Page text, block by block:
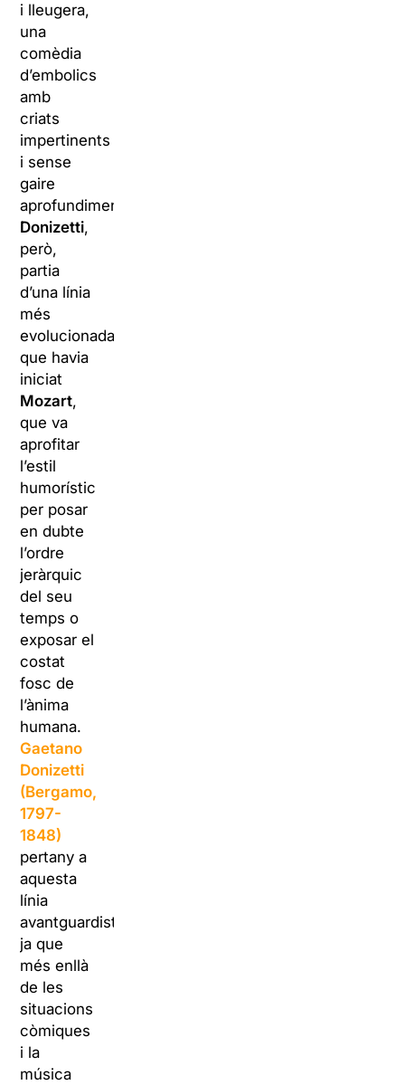
i lleugera,
una
comèdia
d’embolics
amb
criats
impertinents
i sense
gaire
aprofundiment.
Donizetti,
però,
partia
d’una línia
més
evolucionada,
que havia
iniciat
Mozart,
que va
aprofitar
l’estil
humorístic
per posar
en dubte
l’ordre
jeràrquic
del seu
temps o
exposar el
costat
fosc de
l’ànima
humana.
Gaetano
Donizetti
(Bergamo,
1797-
1848)
pertany a
aquesta
línia
avantguardista,
ja que
més enllà
de les
situacions
còmiques
i la
música